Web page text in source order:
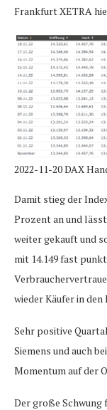
Frankfurt XETRA
2022-11-20 DAX
Damit stieg der
Prozent an und
weiter gekauft und
mit 14.149 fast
wieder Käufer in
Sehr positive
Siemens und auch
Momentum auf der
Der große Schwung